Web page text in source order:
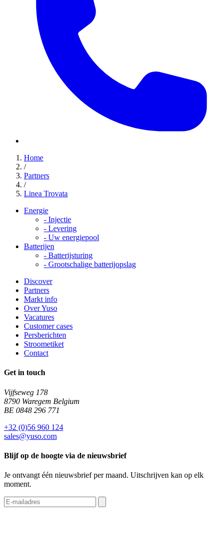
Home
/
Partners
/
Linea Trovata
Energie
- Injectie
- Levering
- Uw energiepool
Batterijen
- Batterijsturing
- Grootschalige batterijopslag
Discover
Partners
Markt info
Over Yuso
Vacatures
Customer cases
Persberichten
Stroometiket
Contact
Get in touch
Vijfseweg 178
8790 Waregem Belgium
BE 0848 296 771
+32 (0)56 960 124
sales@yuso.com
Blijf op de hoogte via de nieuwsbrief
Je ontvangt één nieuwsbrief per maand. Uitschrijven kan op elk
moment.